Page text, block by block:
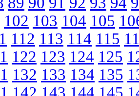
102 103 104 105
112 113 114 115
122 123 124 125
132 133 134 135
142 143 144 145